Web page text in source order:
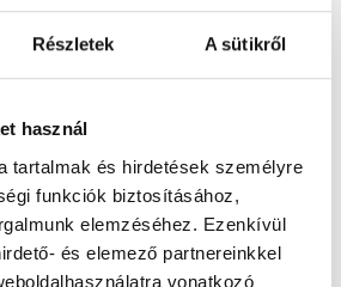
Részletek A sütikről
használ
tartalmak és hirdetések személyre
funkciók biztosításához,
elemzéséhez. Ezenkívül
és elemező partnereinkkel
vonatkozó
fellelhető Német és
Tamás vezetésével működik
számos helyen szerepelt
mint külföldön. Csak egy párat
Csolnokon, Pécset,
Alsógallán, Szentendrén,